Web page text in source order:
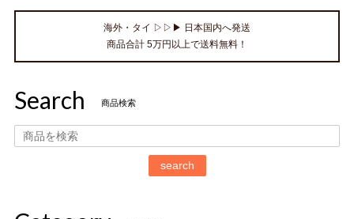
海外・タイ ▷▷▶ 日本国内へ発送
商品合計 5万円以上で送料無料！
Search 商品検索
search